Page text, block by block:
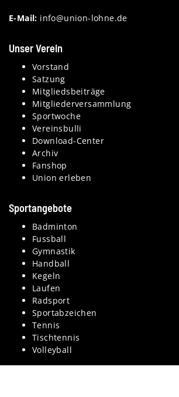
E-Mail: info@union-lohne.de
Unser Verein
Vorstand
Satzung
Mitgliedsbeiträge
Mitgliederversammlung
Sportwoche
Vereinsbulli
Download-Center
Archiv
Fanshop
Union erleben
Sportangebote
Badminton
Fussball
Gymnastik
Handball
Kegeln
Laufen
Radsport
Sportabzeichen
Tennis
Tischtennis
Volleyball